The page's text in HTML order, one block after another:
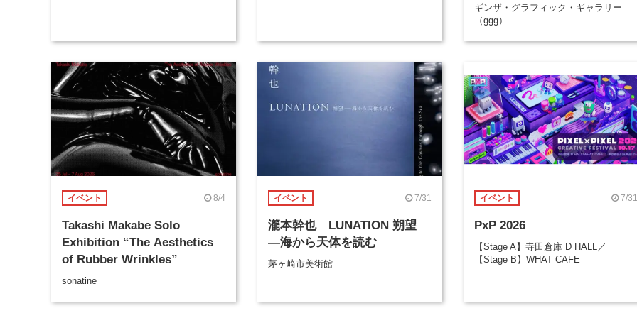
ギンザ・グラフィック・ギャラリー
（ggg）
イベント 8/4
Takashi Makabe Solo
Exhibition “The Aesthetics
of Rubber Wrinkles”
sonatine
イベント 7/31
瀧本幹也 LUNATION 朔望
―海から天体を読む
茅ヶ崎市美術館
イベント 7/31
PxP 2026
【Stage A】寺田倉庫 D HALL／
【Stage B】WHAT CAFE